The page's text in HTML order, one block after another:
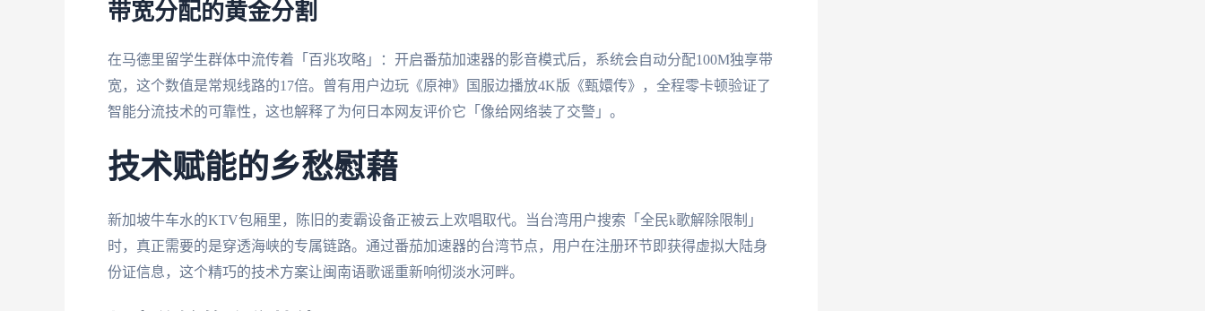
带宽分配的黄金分割
在马德里留学生群体中流传着「百兆攻略」：开启番茄加速器的影音模式后，系统会自动分配100M独享带
宽，这个数值是常规线路的17倍。曾有用户边玩《原神》国服边播放4K版《甄嬛传》，全程零卡顿验证了
智能分流技术的可靠性，这也解释了为何日本网友评价它「像给网络装了交警」。
技术赋能的乡愁慰藉
新加坡牛车水的KTV包厢里，陈旧的麦霸设备正被云上欢唱取代。当台湾用户搜索「全民k歌解除限制」
时，真正需要的是穿透海峡的专属链路。通过番茄加速器的台湾节点，用户在注册环节即获得虚拟大陆身
份证信息，这个精巧的技术方案让闽南语歌谣重新响彻淡水河畔。